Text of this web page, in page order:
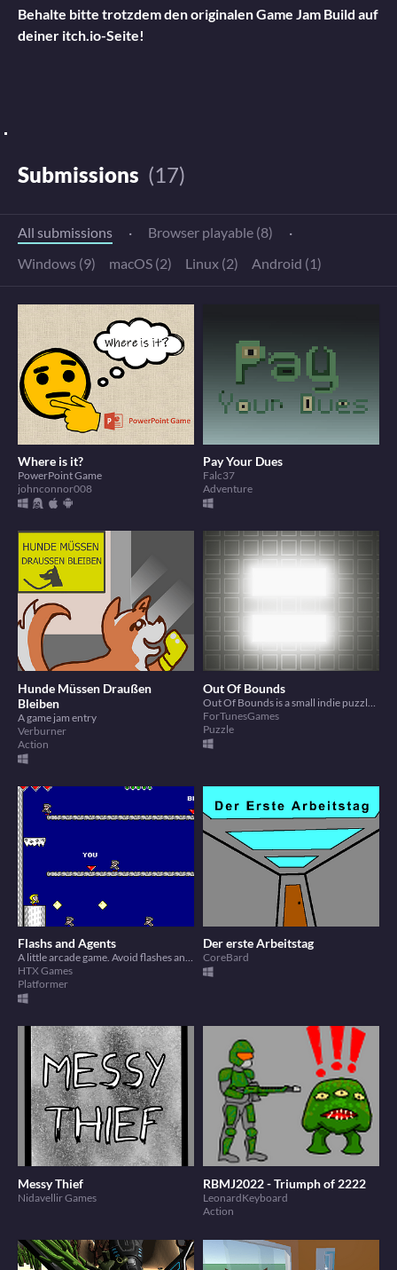
Behalte bitte trotzdem den originalen Game Jam Build auf
deiner itch.io-Seite!
Submissions (17)
All submissions · Browser playable (8)
·
Windows (9)
macOS (2) Linux (2) Android (1)
Where is it?
PowerPoint Game
johnconnor008
Pay Your Dues
Falc37
Adventure
Hunde Müssen Draußen
Bleiben
A game jam entry
Verburner
Action
Out Of Bounds
ForTunesGames
Puzzle
Flashs and Agents
A little arcade game. Avoid flashes and agents!
HTX Games
Platformer
Der erste Arbeitstag
CoreBard
Messy Thief
Nidavellir Games
RBMJ2022 - Triumph of 2222
LeonardKeyboard
Action